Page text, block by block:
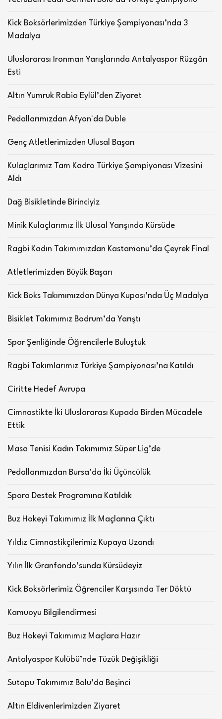
Kick Boksörlerimizden Türkiye Şampiyonası’nda 3
Madalya
Uluslararası Ironman Yarışlarında Antalyaspor Rüzgârı
Esti
Altın Yumruk Rabia Eylül’den Ziyaret
Pedallarımızdan Afyon'da Duble
Genç Atletlerimizden Ulusal Başarı
Kulaçlarımız Tam Kadro Türkiye Şampiyonası Vizesini
Aldı
Dağ Bisikletinde Birinciyiz
Minik Kulaçlarımız İlk Ulusal Yarışında Kürsüde
Ragbi Kadın Takımımızdan Kastamonu’da Çeyrek Final
Atletlerimizden Büyük Başarı
Kick Boks Takımımızdan Dünya Kupası’nda Üç Madalya
Bisiklet Takımımız Bodrum’da Yarıştı
Spor Şenliğinde Öğrencilerle Buluştuk
Ragbi Takımlarımız Türkiye Şampiyonası’na Katıldı
Ciritte Hedef Avrupa
Cimnastikte İki Uluslararası Kupada Birden Mücadele
Ettik
Masa Tenisi Kadın Takımımız Süper Lig’de
Pedallarımızdan Bursa’da İki Üçüncülük
Spora Destek Programına Katıldık
Buz Hokeyi Takımımız İlk Maçlarına Çıktı
Yıldız Cimnastikçilerimiz Kupaya Uzandı
Yılın İlk Granfondo’sunda Kürsüdeyiz
Kick Boksörlerimiz Öğrenciler Karşısında Ter Döktü
Kamuoyu Bilgilendirmesi
Buz Hokeyi Takımımız Maçlara Hazır
Antalyaspor Kulübü’nde Tüzük Değişikliği
Sutopu Takımımız Bolu’da Beşinci
Altın Eldivenlerimizden Ziyaret